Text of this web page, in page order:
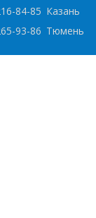
84-85 Казань
93-86 Тюмень